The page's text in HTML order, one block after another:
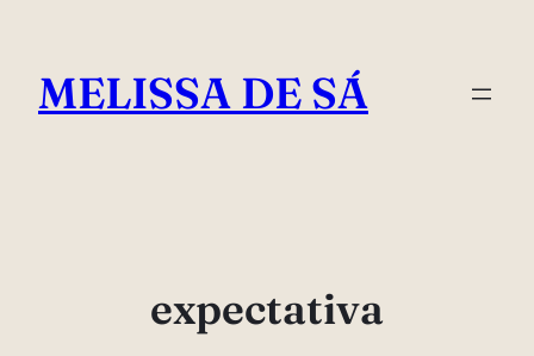
conteúdo
MELISSA DE SÁ
expectativa